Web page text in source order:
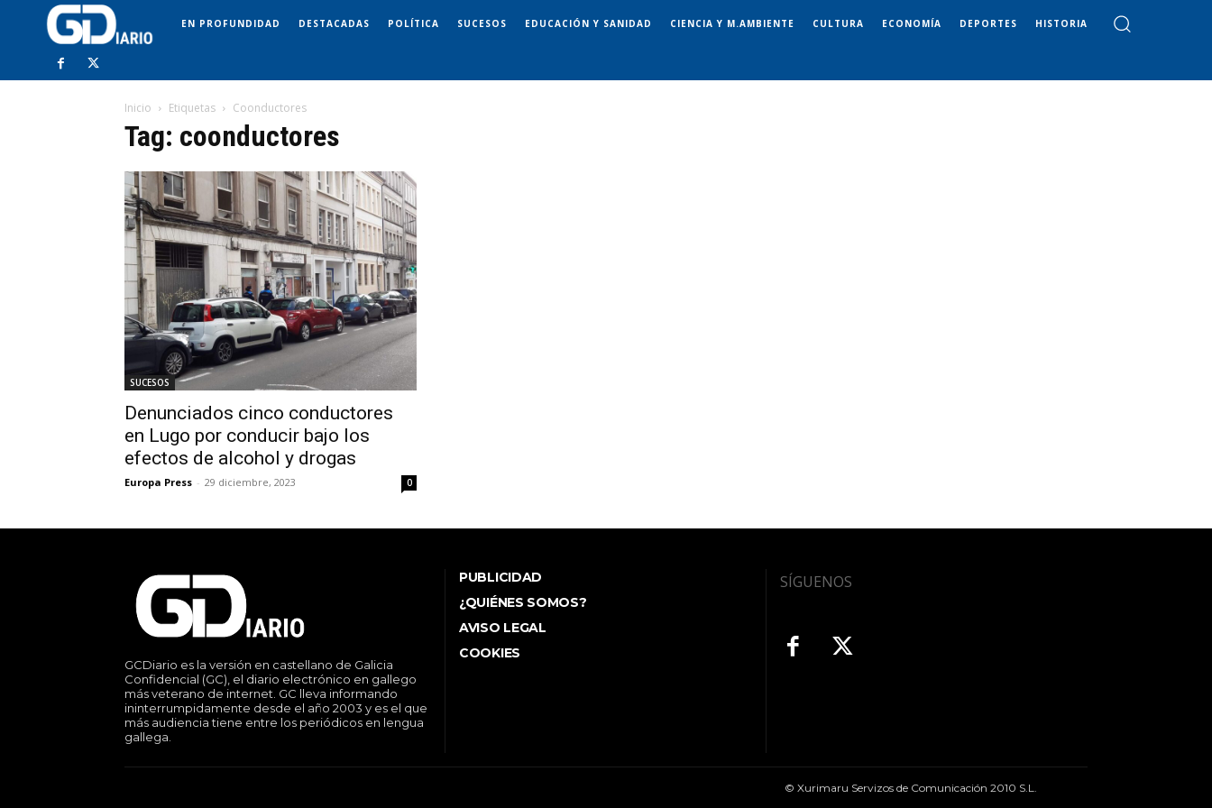
EN PROFUNDIDAD DESTACADAS POLÍTICA SUCESOS EDUCACIÓN Y SANIDAD CIENCIA Y M.AMBIENTE CULTURA ECONOMÍA DEPORTES HISTORIA
Inicio Etiquetas Coonductores
Tag: coonductores
SUCESOS
Denunciados cinco conductores
en Lugo por conducir bajo los
efectos de alcohol y drogas
Europa Press - 29 diciembre, 2023 0
GCDiario es la versión en castellano de Galicia
Confidencial (GC), el diario electrónico en gallego
más veterano de internet. GC lleva informando
ininterrumpidamente desde el año 2003 y es el que
más audiencia tiene entre los periódicos en lengua
gallega.
PUBLICIDAD
¿QUIÉNES SOMOS?
AVISO LEGAL
COOKIES
SÍGUENOS
© Xurimaru Servizos de Comunicación 2010 S.L.